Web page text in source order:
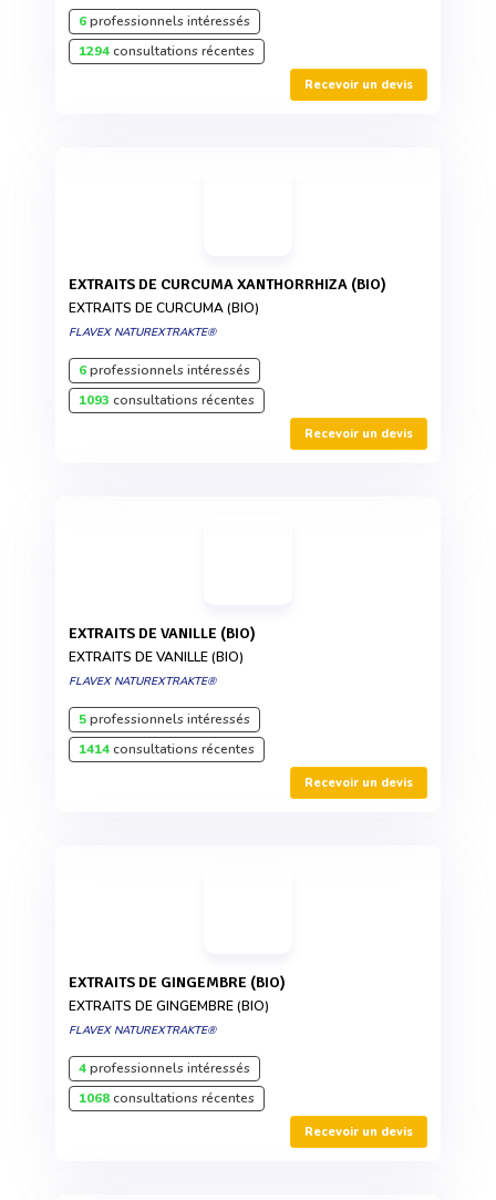
6professionnels intéressés
1294consultations récentes
Recevoir un devis
EXTRAITS DE CURCUMA XANTHORRHIZA (BIO)
EXTRAITS DE CURCUMA (BIO)
FLAVEX NATUREXTRAKTE®
6professionnels intéressés
1093 consultations récentes
Recevoir un devis
EXTRAITS DE VANILLE (BIO)
EXTRAITS DE VANILLE (BIO)
FLAVEX NATUREXTRAKTE®
5professionnels intéressés
1414consultations récentes
Recevoir un devis
EXTRAITS DE GINGEMBRE (BIO)
EXTRAITS DE GINGEMBRE (BIO)
FLAVEX NATUREXTRAKTE®
4professionnels intéressés
1068consultations récentes
Recevoir un devis